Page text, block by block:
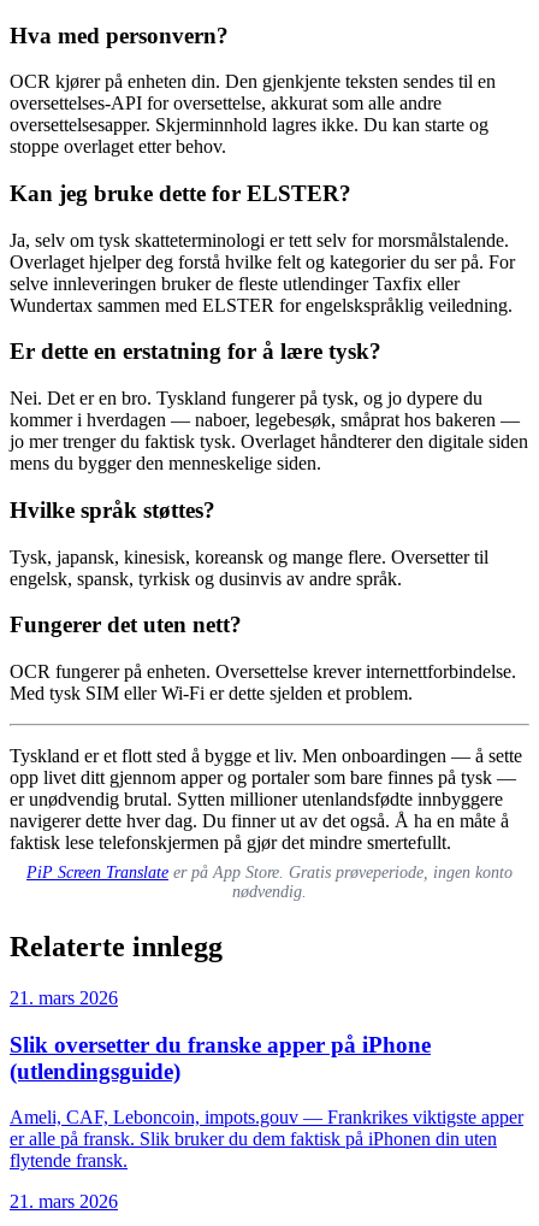
Hva med personvern?
OCR kjører på enheten din. Den gjenkjente teksten sendes til en
oversettelses-API for oversettelse, akkurat som alle andre
oversettelsesapper. Skjerminnhold lagres ikke. Du kan starte og
stoppe overlaget etter behov.
Kan jeg bruke dette for ELSTER?
Ja, selv om tysk skatteterminologi er tett selv for morsmålstalende.
Overlaget hjelper deg forstå hvilke felt og kategorier du ser på. For
selve innleveringen bruker de fleste utlendinger Taxfix eller
Wundertax sammen med ELSTER for engelskspråklig veiledning.
Er dette en erstatning for å lære tysk?
Nei. Det er en bro. Tyskland fungerer på tysk, og jo dypere du
kommer i hverdagen — naboer, legebesøk, småprat hos bakeren —
jo mer trenger du faktisk tysk. Overlaget håndterer den digitale siden
mens du bygger den menneskelige siden.
Hvilke språk støttes?
Tysk, japansk, kinesisk, koreansk og mange flere. Oversetter til
engelsk, spansk, tyrkisk og dusinvis av andre språk.
Fungerer det uten nett?
OCR fungerer på enheten. Oversettelse krever internettforbindelse.
Med tysk SIM eller Wi-Fi er dette sjelden et problem.
Tyskland er et flott sted å bygge et liv. Men onboardingen — å sette
opp livet ditt gjennom apper og portaler som bare finnes på tysk —
er unødvendig brutal. Sytten millioner utenlandsfødte innbyggere
navigerer dette hver dag. Du finner ut av det også. Å ha en måte å
faktisk lese telefonskjermen på gjør det mindre smertefullt.
PiP Screen Translate er på App Store. Gratis prøveperiode, ingen konto
nødvendig.
Relaterte innlegg
21. mars 2026
Slik oversetter du franske apper på iPhone
(utlendingsguide)
Ameli, CAF, Leboncoin, impots.gouv — Frankrikes viktigste apper
er alle på fransk. Slik bruker du dem faktisk på iPhonen din uten
flytende fransk.
21. mars 2026